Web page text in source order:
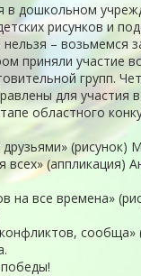
в дошкольном
рисунков и
– возьмемся
приняли участие
групп.
для участия в
областного
друзьями» (рисунок)
всех» (аппликация)
на все времена»
сообща»